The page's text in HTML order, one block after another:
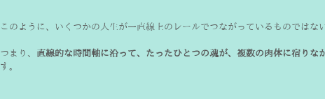
このように、いくつかの人生が一直線上のレールでつながっているものではな
つまり、 直線的な時間軸に沿って、たったひとつの魂が、複数の肉体に宿りな
す。